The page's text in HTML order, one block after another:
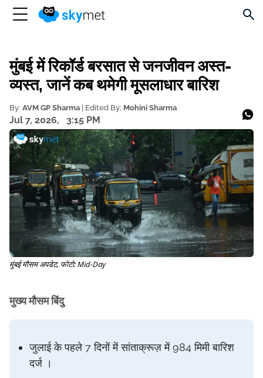
मुंबई में रिकॉर्ड बरसात से जनजीवन अस्त-
व्यस्त, जानें कब थमेगी मूसलाधार बारिश
By: AVM GP Sharma | Edited By: Mohini Sharma
Jul 7, 2026, 3:15 PM
मुंबई मौसम अपडेट, फोटो: Mid-Day
मुख्य मौसम बिंदु
जुलाई के पहले 7 दिनों में सांताक्रूज़ में 984 मिमी बारिश
दर्ज ।